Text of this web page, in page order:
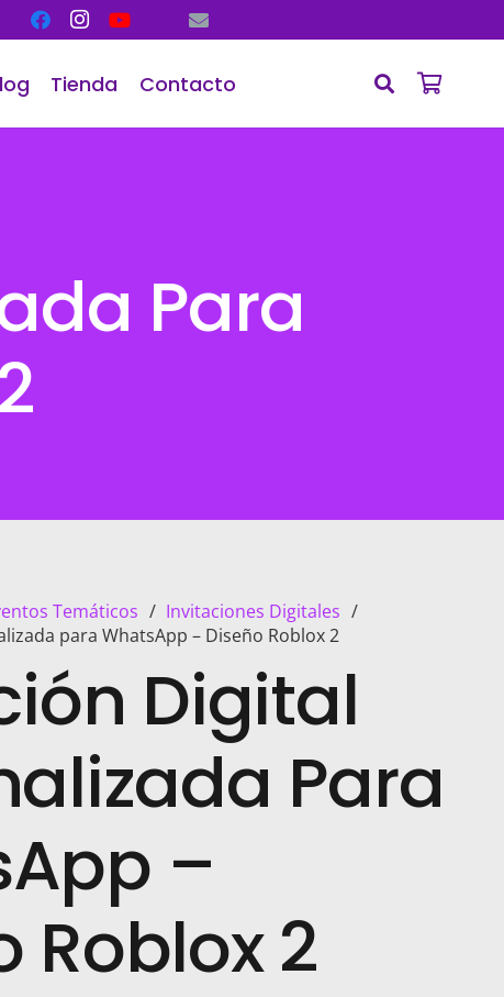
Tienda Contacto
Para
Temáticos / Invitaciones Digitales /
para WhatsApp – Diseño Roblox 2
Digital
Para
–
Roblox 2